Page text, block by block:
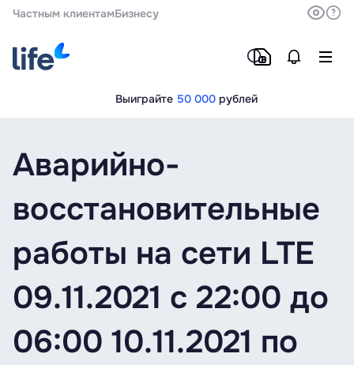
Частным клиентамБизнесу
Выиграйте 50 000 рублей
Аварийно-
восстановительные
работы на сети LTE
09.11.2021 c 22:00 до
06:00 10.11.2021 по